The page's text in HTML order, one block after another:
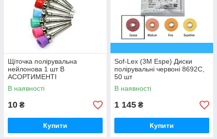
Щіточка полірувальна
нейлонова 1 шт В
АСОРТИМЕНТІ
В наявності
10 ₴
Купити
Sof-Lex (3M Espe) Диски
полірувальні червоні 8692C,
50 шт
В наявності
1 145 ₴
Купити